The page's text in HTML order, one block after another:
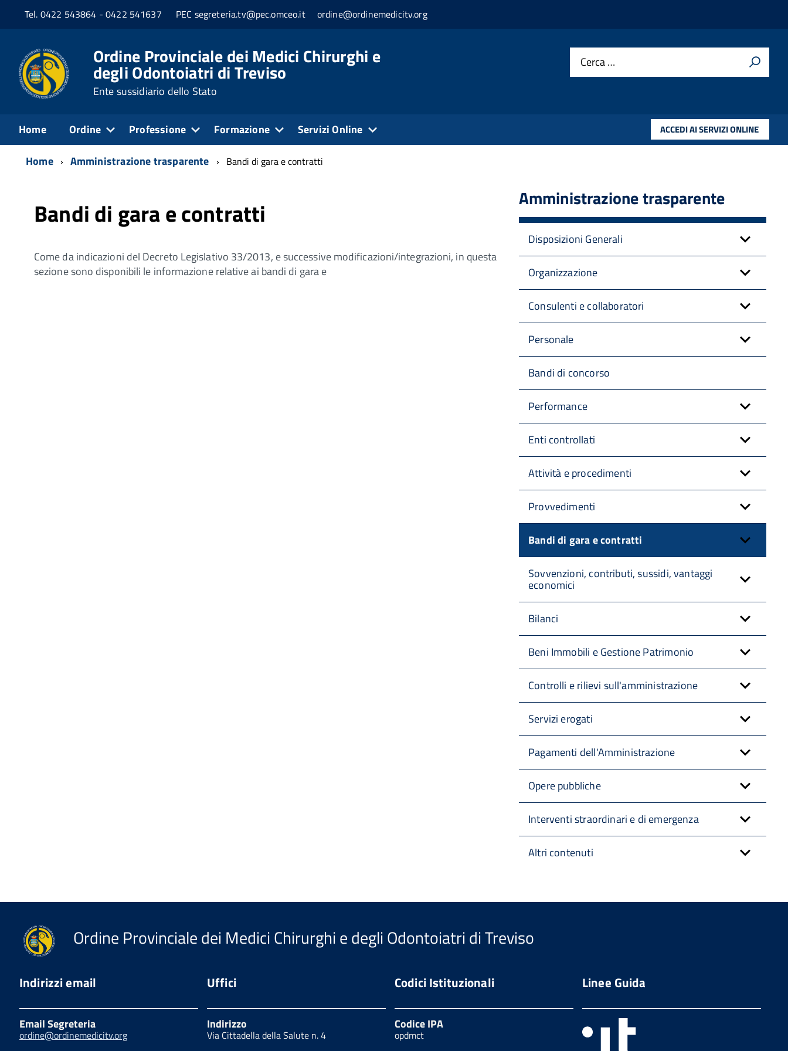
Tel. 0422 543864 - 0422 541637 PEC segreteria.tv@pec.omceo.it ordine@ordinemedicitv.org
Ordine Provinciale dei Medici Chirurghi e
degli Odontoiatri di Treviso
Ente sussidiario dello Stato
Cerca …
Home Ordine Professione Formazione Servizi Online ACCEDI AI SERVIZI ONLINE
Home Amministrazione trasparente Bandi di gara e contratti
Bandi di gara e contratti
Come da indicazioni del Decreto Legislativo 33/2013, e successive modificazioni/integrazioni, in questa
sezione sono disponibili le informazione relative ai bandi di gara e
Amministrazione trasparente
Disposizioni Generali
Organizzazione
Consulenti e collaboratori
Personale
Bandi di concorso
Performance
Enti controllati
Attività e procedimenti
Provvedimenti
Bandi di gara e contratti
Sovvenzioni, contributi, sussidi, vantaggi
economici
Bilanci
Beni Immobili e Gestione Patrimonio
Controlli e rilievi sull'amministrazione
Servizi erogati
Pagamenti dell'Amministrazione
Opere pubbliche
Interventi straordinari e di emergenza
Altri contenuti
Ordine Provinciale dei Medici Chirurghi e degli Odontoiatri di Treviso
Indirizzi email
Email Segreteria
ordine@ordinemedicitv.org
Uffici
Indirizzo
Via Cittadella della Salute n. 4
Codici Istituzionali
Codice IPA
opdmct
Linee Guida